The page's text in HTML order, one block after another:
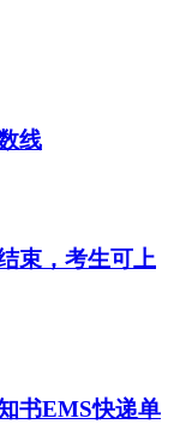
线
束，考生可上
书EMS快递单